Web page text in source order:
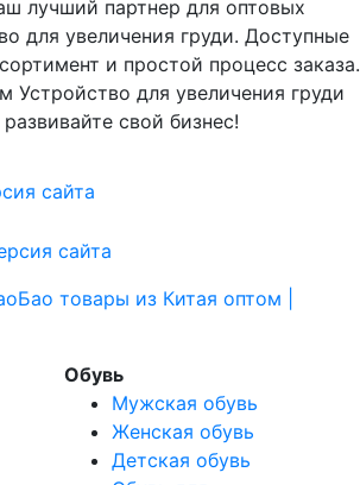
лучший партнер для оптовых
для увеличения груди. Доступные
и простой процесс заказа.
Устройство для увеличения груди
развивайте свой бизнес!
сайта
сайта
Обувь
Мужская обувь
Женская обувь
Детская обувь